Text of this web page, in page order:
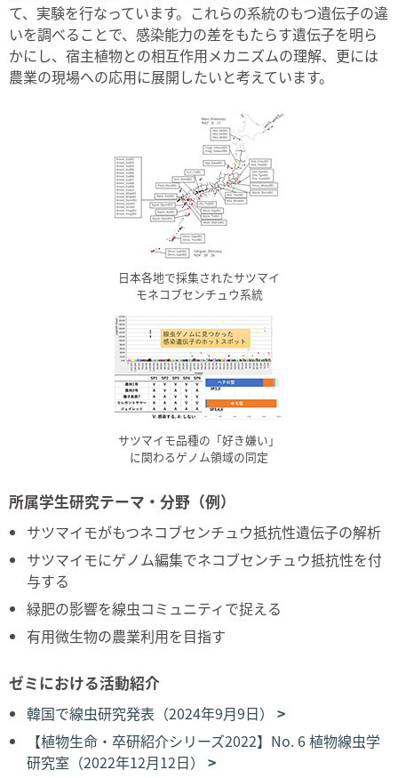
て、実験を行なっています。これらの系統のもつ遺伝子の違
いを調べることで、感染能力の差をもたらす遺伝子を明ら
かにし、宿主植物との相互作用メカニズムの理解、更には
農業の現場への応用に展開したいと考えています。
日本各地で採集されたサツマイ
モネコブセンチュウ系統
サツマイモ品種の「好き嫌い」
に関わるゲノム領域の同定
所属学生研究テーマ・分野（例）
サツマイモがもつネコブセンチュウ抵抗性遺伝子の解析
サツマイモにゲノム編集でネコブセンチュウ抵抗性を付
与する
緑肥の影響を線虫コミュニティで捉える
有用微生物の農業利用を目指す
ゼミにおける活動紹介
韓国で線虫研究発表（2024年9月9日）
【植物生命・卒研紹介シリーズ2022】No. 6 植物線虫学
研究室（2022年12月12日）